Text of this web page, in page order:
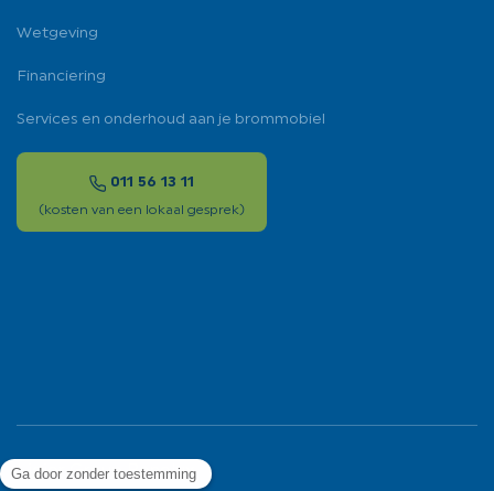
Wetgeving
Financiering
Services en onderhoud aan je brommobiel
011 56 13 11
(kosten van een lokaal gesprek)
Ligier Group Benelux